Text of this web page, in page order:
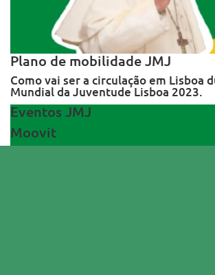
Plano de mobilidade JMJ
Como vai ser a circulação em Lisboa
Mundial da Juventude Lisboa 2023.
Eventos JMJ
Moovit